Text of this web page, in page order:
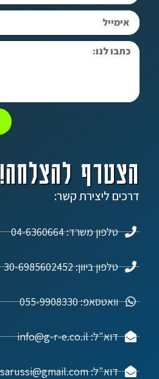
הצטרף להצלחה!
דרכים ליצירת קשר:
טלפון משרד: 04-6360664
טלפון ביוון: 30-6985602452
וואטסאפ: 055-9908330
דוא"ל: info@g-r-e.co.il
דוא"ל: idan.sarussi@gmail.com